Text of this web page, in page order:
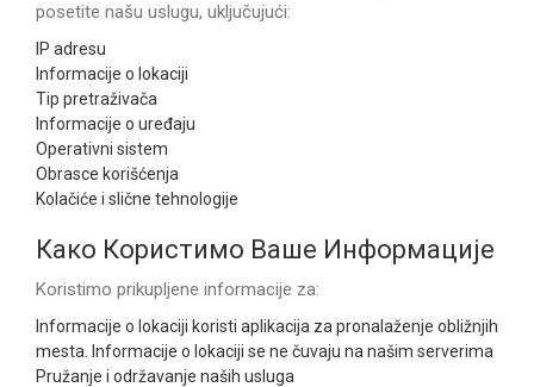
posetite našu uslugu, uključujući:
IP adresu
Informacije o lokaciji
Tip pretraživača
Informacije o uređaju
Operativni sistem
Obrasce korišćenja
Kolačiće i slične tehnologije
Како Користимо Ваше Информације
Koristimo prikupljene informacije za:
Informacije o lokaciji koristi aplikacija za pronalaženje obližnjih
mesta. Informacije o lokaciji se ne čuvaju na našim serverima
Pružanje i održavanje naših usluga